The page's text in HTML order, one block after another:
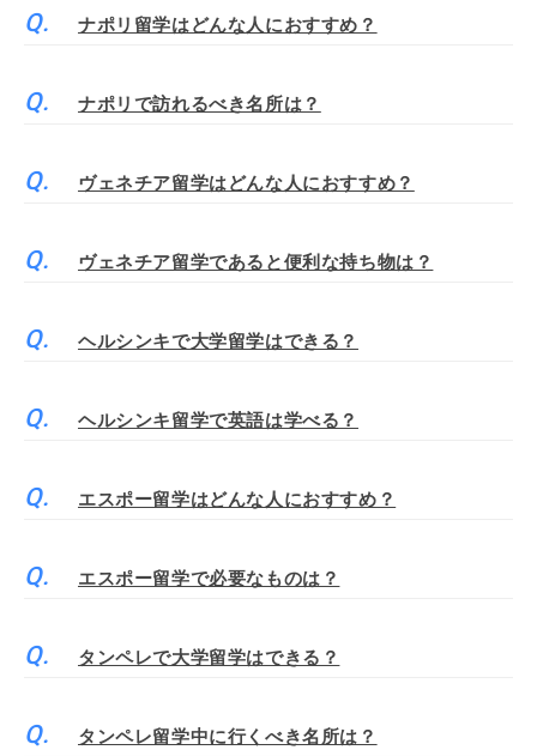
ナポリ留学はどんな人におすすめ？
ナポリで訪れるべき名所は？
ヴェネチア留学はどんな人におすすめ？
ヴェネチア留学であると便利な持ち物は？
ヘルシンキで大学留学はできる？
ヘルシンキ留学で英語は学べる？
エスポー留学はどんな人におすすめ？
エスポー留学で必要なものは？
タンペレで大学留学はできる？
タンペレ留学中に行くべき名所は？